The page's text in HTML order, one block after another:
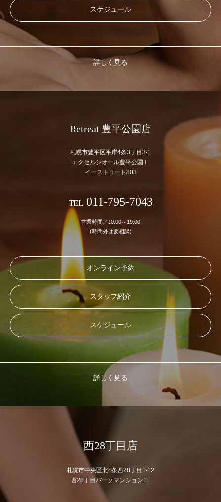
スケジュール
詳しく見る
Retreat 豊平公園店
札幌市豊平区平岸4条3丁目3-1
エクセルシオール豊平公園Ⅱ
イーストコート803
TEL011-795-7043
営業時間／10:00～19:00
(時間外は要相談)
オンライン予約
スタッフ紹介
スケジュール
詳しく見る
西28丁目店
札幌市中央区北4条西28丁目1-12
西28丁目パークマンション1F